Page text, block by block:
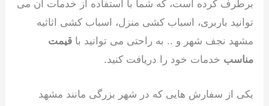
برطرف کرده است، که شما با استفاده از خدمات آن می
توانید باربری، اسباب کشی منزل، اسباب کشی اثاثیه
مشهد نجف شهر و .. به راحتی می توانید باقیمت
مناسب خدمات خود را دریافت کنید.
یکی از سفارش هایی که در شهر بزرگی مانند مشهد